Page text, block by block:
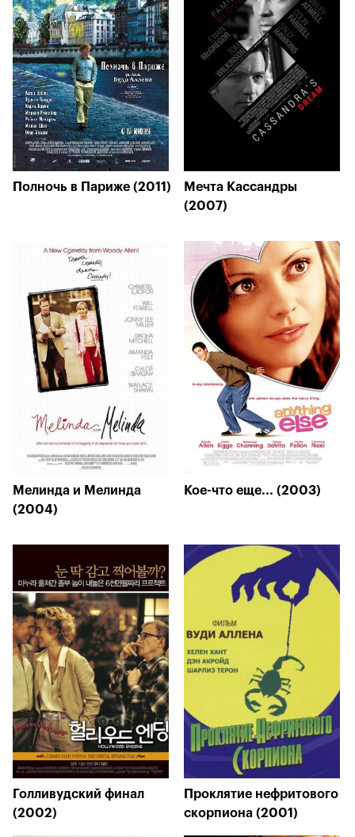
Полночь в Париже (2011)
Мечта Кассандры
(2007)
Мелинда и Мелинда
(2004)
Кое-что еще... (2003)
Голливудский финал
(2002)
Проклятие нефритового
скорпиона (2001)